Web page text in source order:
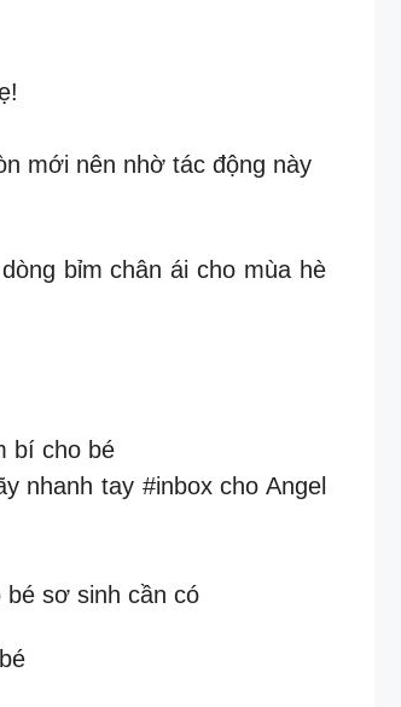
mới nên nhờ tác động này
bỉm chân ái cho mùa hè
bí cho bé
nhanh tay #inbox cho Angel
bé sơ sinh cần có